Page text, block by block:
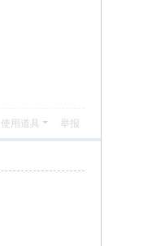
使用道具 举报